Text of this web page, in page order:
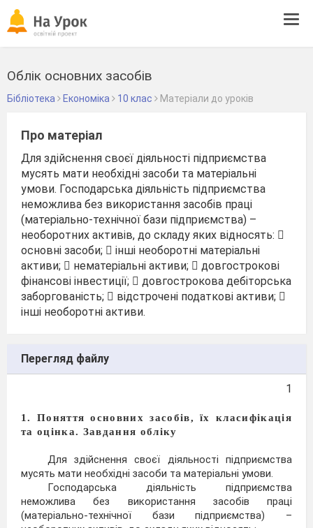
Облік основних засобів
Бібліотека Економіка 10 клас Матеріали до уроків
Про матеріал
Для здійснення своєї діяльності підприємства
мусять мати необхідні засоби та матеріальні
умови. Господарська діяльність підприємства
неможлива без використання засобів праці
(матеріально-технічної бази підприємства) –
необоротних активів, до складу яких відносять: 
основні засоби;  інші необоротні матеріальні
активи;  нематеріальні активи;  довгострокові
фінансові інвестиції;  довгострокова дебіторська
заборгованість;  відстрочені податкові активи; 
інші необоротні активи.
Перегляд файлу
1
1. Поняття основних засобів, їх класифікація
та оцінка. Завдання обліку
Для здійснення своєї діяльності підприємства
мусять мати необхідні засоби та матеріальні умови.
Господарська діяльність підприємства
неможлива без використання засобів праці
(матеріально-технічної бази підприємства) –